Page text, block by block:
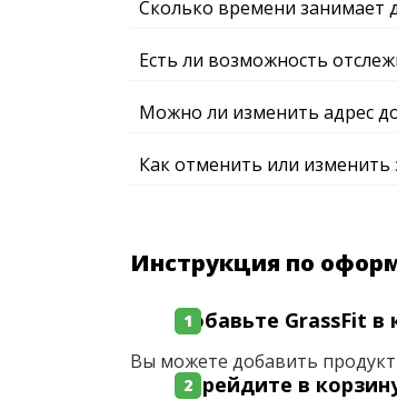
Сколько времени занимает
Есть ли возможность
Можно ли изменить адрес
Как отменить или изменить
Инструкция по
Добавьте GrassFit в
Вы можете добавить продукт
Перейдите в